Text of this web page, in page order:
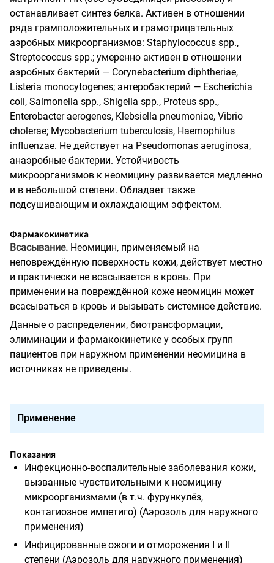
останавливает синтез белка. Активен в отношении
ряда грамположительных и грамотрицательных
аэробных микроорганизмов: Staphylococcus spp.,
Streptococcus spp.; умеренно активен в отношении
аэробных бактерий — Corynebacterium diphtheriae,
Listeria monocytogenes; энтеробактерий — Escherichia
coli, Salmonella spp., Shigella spp., Proteus spp.,
Enterobacter aerogenes, Klebsiella pneumoniae, Vibrio
cholerae; Mycobacterium tuberculosis, Haemophilus
influenzae. Не действует на Pseudomonas aeruginosa,
анаэробные бактерии. Устойчивость
микроорганизмов к неомицину развивается медленно
и в небольшой степени. Обладает также
подсушивающим и охлаждающим эффектом.
Фармакокинетика
Всасывание. Неомицин, применяемый на
неповреждённую поверхность кожи, действует местно
и практически не всасывается в кровь. При
применении на повреждённой коже неомицин может
всасываться в кровь и вызывать системное действие.
Данные о распределении, биотрансформации,
элиминации и фармакокинетике у особых групп
пациентов при наружном применении неомицина в
источниках не приведены.
Применение
Показания
Инфекционно-воспалительные заболевания кожи,
вызванные чувствительными к неомицину
микроорганизмами (в т.ч. фурункулёз,
контагиозное импетиго) (Аэрозоль для наружного
применения)
Инфицированные ожоги и отморожения I и II
степени (Аэрозоль для наружного применения)